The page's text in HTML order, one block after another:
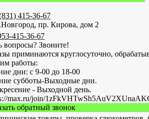
415-36-67
пр. Кирова, дом 2
415-36-67
вопросы? Звоните!
приминаются круглосуточно,
работы:
дни: с 9-00 до 18-00
субботы-Выходные дни.
- Выходной день.
max.ru/join/
обратный звонок